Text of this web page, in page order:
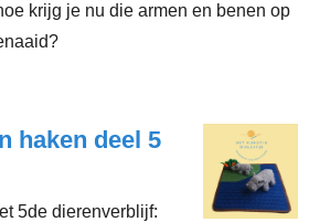
krijg je nu die armen en benen op
haken deel 5
5de dierenverblijf: